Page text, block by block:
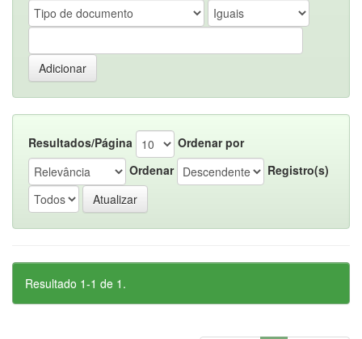
Resultados/Página
Ordenar por
Ordenar
Registro(s)
Resultado 1-1 de 1.